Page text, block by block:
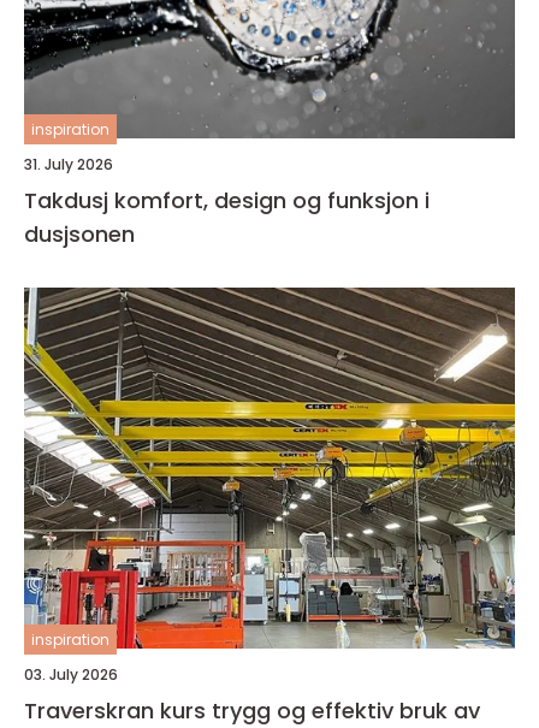
inspiration
31. July 2026
Takdusj komfort, design og funksjon i
dusjsonen
inspiration
03. July 2026
Traverskran kurs trygg og effektiv bruk av